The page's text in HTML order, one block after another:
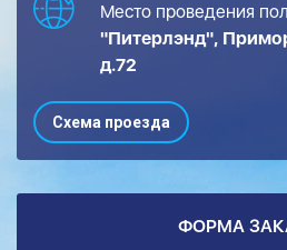
Место проведения
"Питерлэнд",
д.72
Схема проезда
ФОРМА